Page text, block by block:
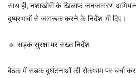
साथ ही, नशाखोरी के खिलाफ जनजागरण
दुष्प्रभावों से जागरूक करने के निर्देश भी दिए।
🔹 सड़क सुरक्षा पर सख्त निर्देश
बैठक में सड़क दुर्घटनाओं की रोकथाम पर चर्चा